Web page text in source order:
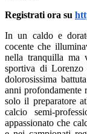
Registrati ora su
In un caldo e
cocente che
nella tranquilla ma
sportiva di Lorenzo
dolorosissima
anni profondamente
solo il preparatore
calcio semi-
appassionato che